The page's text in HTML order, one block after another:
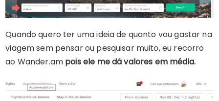
Quando quero ter uma ideia de quanto vou gastar na
viagem sem pensar ou pesquisar muito, eu recorro
ao Wander.am pois ele me dá valores em média.